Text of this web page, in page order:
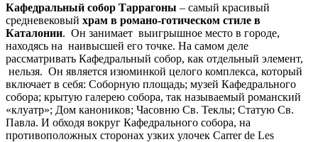
Кафедральный собор Таррагоны – самый красивый
средневековый храм в романо-готическом стиле в
Каталонии. Он занимает выигрышное место в городе,
находясь на наивысшей его точке. На самом деле
рассматривать Кафедральный собор, как отдельный элемент,
нельзя. Он является изюминкой целого комплекса, который
включает в себя: Соборную площадь; музей Кафедрального
собора; крытую галерею собора, так называемый романский
«клуатр»; Дом каноников; Часовню Св. Теклы; Статую Св.
Павла. И обходя вокруг Кафедрального собора, на
противоположных сторонах узких улочек Carrer de Les